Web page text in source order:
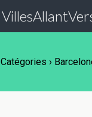
Catégories ›